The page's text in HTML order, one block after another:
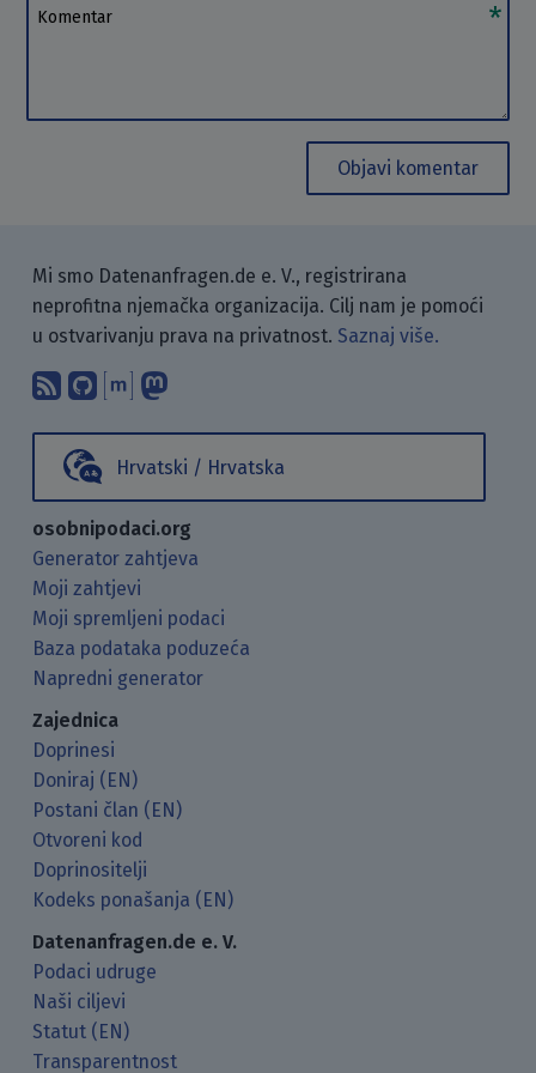
Komentar
Objavi komentar
Mi smo Datenanfragen.de e. V., registrirana
neprofitna njemačka organizacija. Cilj nam je pomoći
u ostvarivanju prava na privatnost. Saznaj više.
Pretplati se na naš blog koristeći
Pronađi nas na GitHubu.
Raspravljaj s nama putem
Hrvatski / Hrvatska
osobnipodaci.org
Generator zahtjeva
Moji zahtjevi
Moji spremljeni podaci
Baza podataka poduzeća
Napredni generator
Zajednica
Doprinesi
Doniraj (EN)
Postani član (EN)
Otvoreni kod
Doprinositelji
Kodeks ponašanja (EN)
Datenanfragen.de e. V.
Podaci udruge
Naši ciljevi
Statut (EN)
Transparentnost